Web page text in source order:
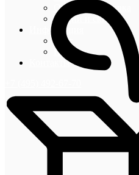
Оплата и доставка
Акции и скидки
Информация
Блог
Новости
Контакты